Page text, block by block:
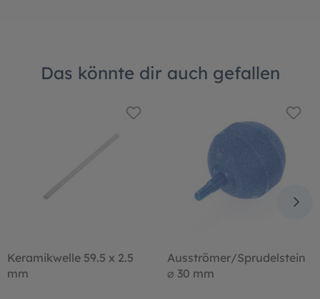
Das könnte dir auch gefallen
Keramikwelle 59.5 x 2.5
mm
Ausströmer/Sprudelstein
⌀ 30 mm